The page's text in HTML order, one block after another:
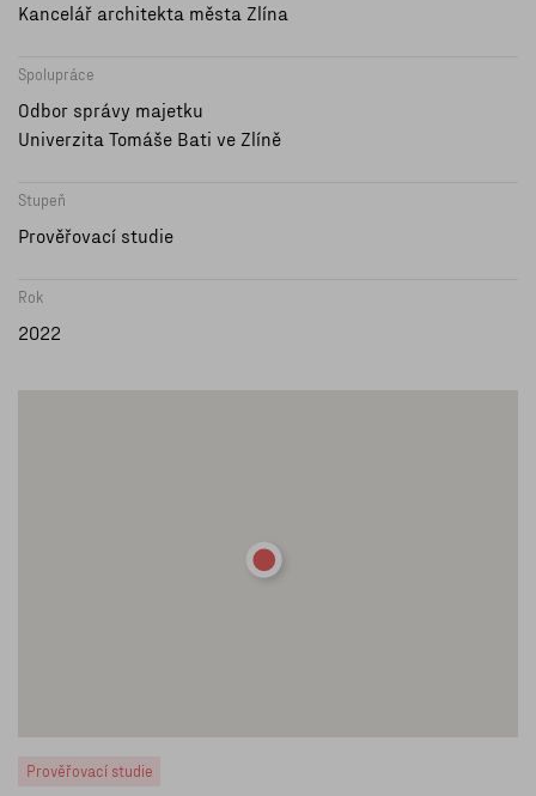
Kancelář architekta města Zlína
Spolupráce
Odbor správy majetku
Univerzita Tomáše Bati ve Zlíně
Stupeň
Prověřovací studie
Rok
2022
Prověřovací studie